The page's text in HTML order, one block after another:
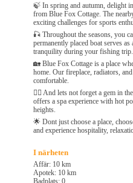
🍃 In spring and autumn, delight
from Blue Fox Cottage. The
exciting challenges for sports
🎣 Throughout the seasons, you
permanently placed boat serves
tranquility during your fishing trip.
🏡 Blue Fox Cottage is a place
home. Our fireplace, radiators,
comfortable.
🏊‍♂️ And lets not forget a gem in
offers a spa experience with hot
heights.
🌟 Dont just choose a place,
and experience hospitality,
I närheten
Affär: 10 km
Apotek: 10 km
Badplats: 0